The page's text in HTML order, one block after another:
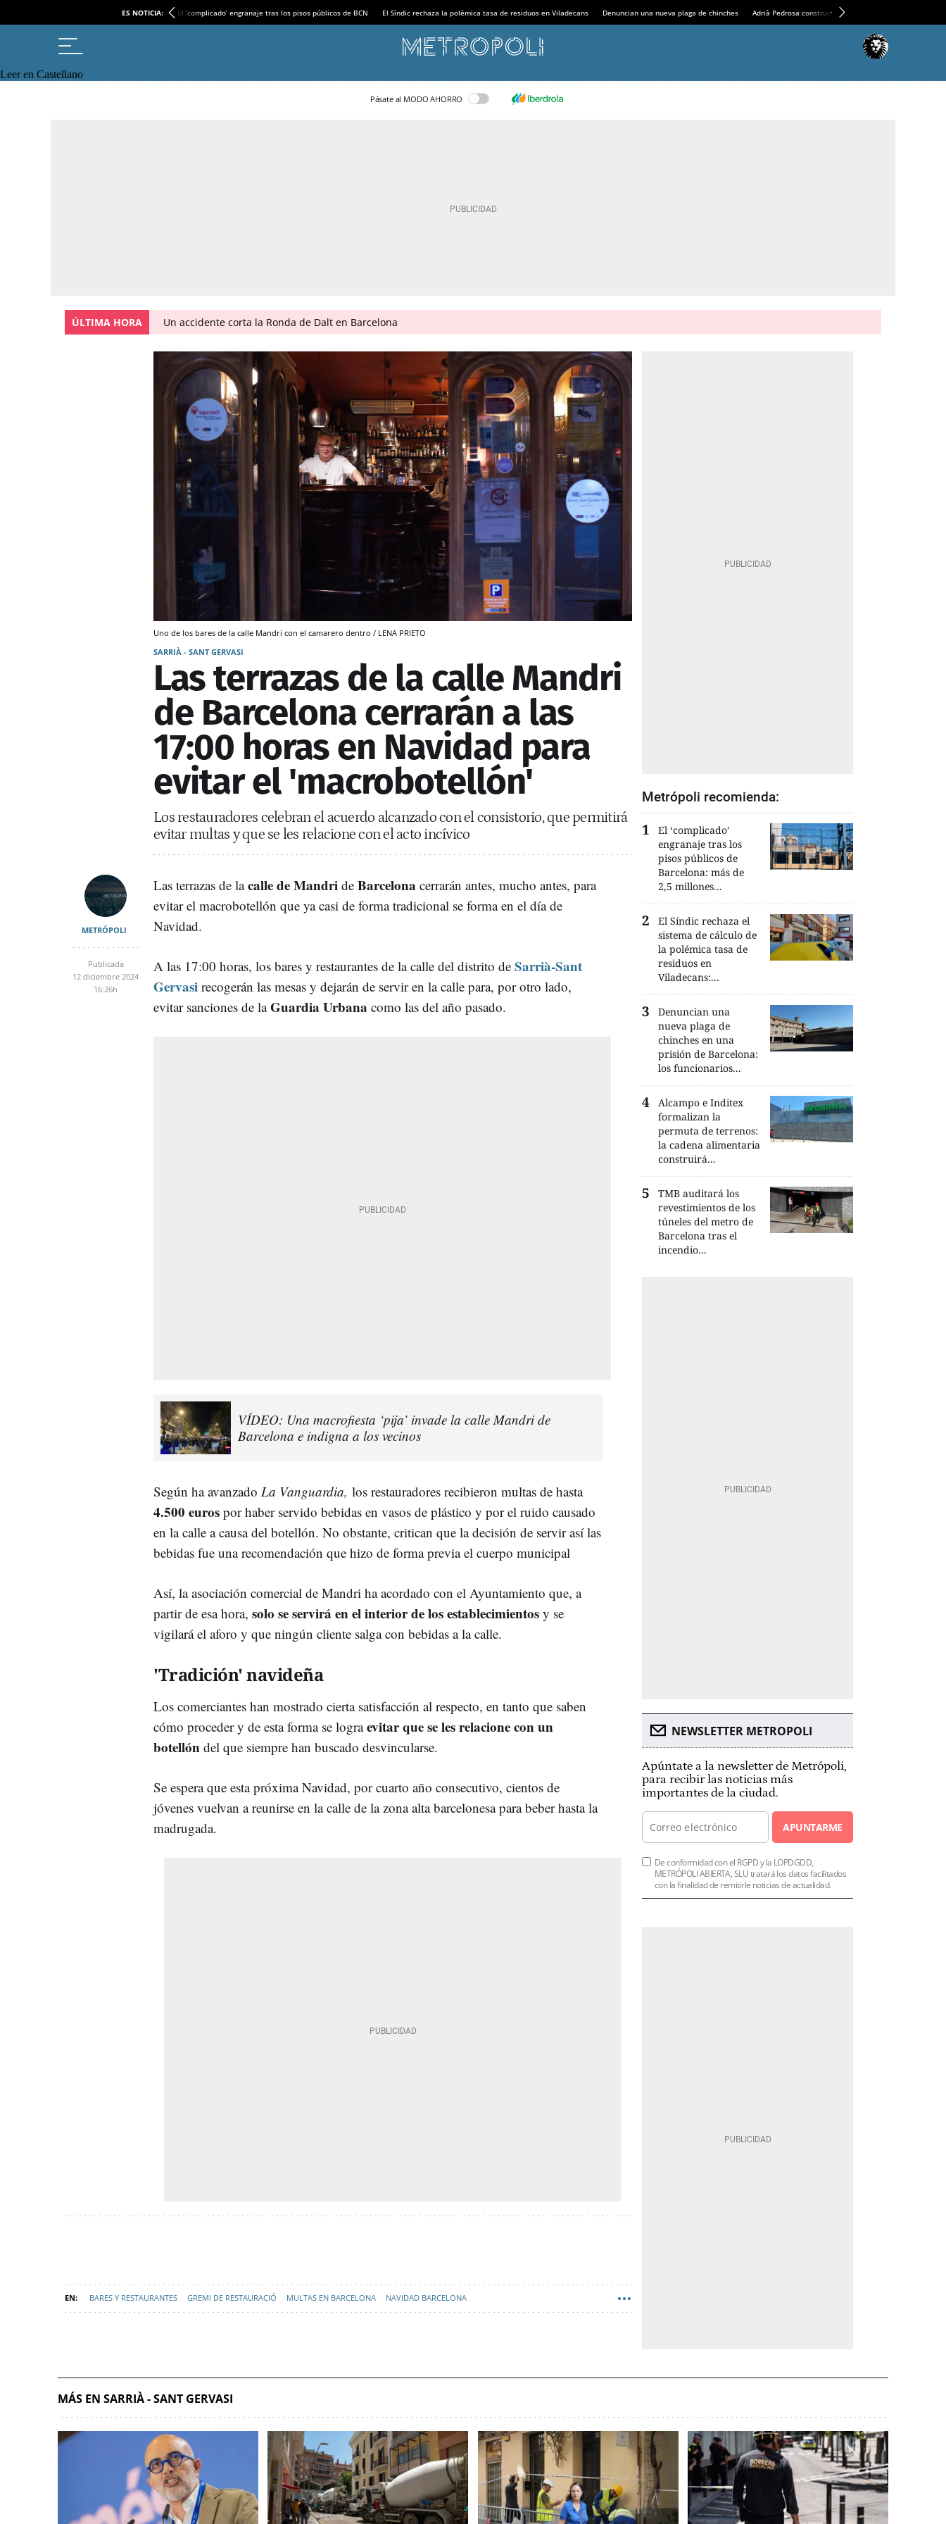
ES NOTICIA: El ‘complicado’ engranaje tras los pisos públicos de BCN El Síndic rechaza la polémica tasa de residuos en Viladecans Denuncian una nueva plaga de chinches Adrià Pedrosa construirá la nueva residencia en el
Leer en Castellano
Pásate al MODO AHORRO
ÚLTIMA HORA Un accidente corta la Ronda de Dalt en Barcelona
Uno de los bares de la calle Mandri con el camarero dentro / LENA PRIETO
SARRIÀ - SANT GERVASI
Las terrazas de la calle Mandri
de Barcelona cerrarán a las
17:00 horas en Navidad para
evitar el 'macrobotellón'
Los restauradores celebran el acuerdo alcanzado con el consistorio, que permitirá
evitar multas y que se les relacione con el acto incívico
METRÓPOLI
Publicada
12 diciembre 2024
16:26h
Las terrazas de lacalle de Mandri de Barcelona cerrarán antes, mucho antes, para
evitar el macrobotellón que ya casi de forma tradicional se forma en el día de
Navidad.
A las 17:00 horas, los bares y restaurantes de la calle del distrito de Sarrià-Sant
Gervasi recogerán las mesas y dejarán de servir en la calle para, por otro lado,
evitar sanciones de laGuardia Urbana como las del año pasado.
VÍDEO: Una macrofiesta ‘pija’ invade la calle Mandri de
Barcelona e indigna a los vecinos
Según ha avanzado La Vanguardia, los restauradores recibieron multas de hasta
4.500 euros por haber servido bebidas en vasos de plástico y por el ruido causado
en la calle a causa del botellón. No obstante, critican que la decisión de servir así las
bebidas fue una recomendación que hizo de forma previa el cuerpo municipal
Así, la asociación comercial de Mandri ha acordado con el Ayuntamiento que, a
partir de esa hora, solo se servirá en el interior de los establecimientos y se
vigilará el aforo y que ningún cliente salga con bebidas a la calle.
'Tradición' navideña
Los comerciantes han mostrado cierta satisfacción al respecto, en tanto que saben
cómo proceder y de esta forma se lograevitar que se les relacione con un
botellón del que siempre han buscado desvincularse.
Se espera que esta próxima Navidad, por cuarto año consecutivo, cientos de
jóvenes vuelvan a reunirse en la calle de la zona alta barcelonesa para beber hasta la
madrugada.
BARES Y RESTAURANTES GREMI DE RESTAURACIÓ MULTAS EN BARCELONA NAVIDAD BARCELONA
Metrópoli recomienda:
El ‘complicado’
engranaje tras los
pisos públicos de
Barcelona: más de
2,5 millones...
El Síndic rechaza el
sistema de cálculo de
la polémica tasa de
residuos en
Viladecans:...
Denuncian una
nueva plaga de
chinches en una
prisión de Barcelona:
los funcionarios...
Alcampo e Inditex
formalizan la
permuta de terrenos:
la cadena alimentaria
construirá...
TMB auditará los
revestimientos de los
túneles del metro de
Barcelona tras el
incendio...
NEWSLETTER METROPOLI
Apúntate a la newsletter de Metrópoli,
para recibir las noticias más
importantes de la ciudad.
APUNTARME
De conformidad con el RGPD y la LOPDGDD,
METRÓPOLI ABIERTA, SLU tratará los datos facilitados
con la finalidad de remitirle noticias de actualidad.
MÁS EN SARRIÀ - SANT GERVASI